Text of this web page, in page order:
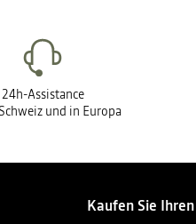
24h-Assistance
und in Europa
Kaufen Sie